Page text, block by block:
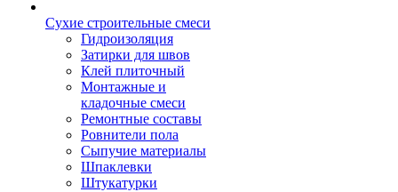
Сухие строительные смеси
Гидроизоляция
Затирки для швов
Клей плиточный
Монтажные и
кладочные смеси
Ремонтные составы
Ровнители пола
Сыпучие материалы
Шпаклевки
Штукатурки